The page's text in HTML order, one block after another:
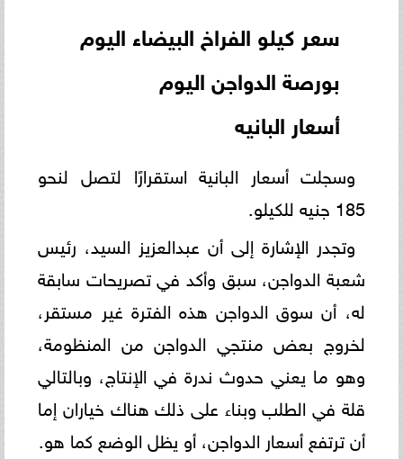
سعر كيلو الفراخ البيضاء اليوم
بورصة الدواجن اليوم
أسعار البانيه
وسجلت أسعار البانية استقرارًا لتصل لنحو
185 جنيه للكيلو.
وتجدر الإشارة إلى أن عبدالعزيز السيد، رئيس
شعبة الدواجن، سبق وأكد في تصريحات سابقة
له، أن سوق الدواجن هذه الفترة غير مستقر،
لخروج بعض منتجي الدواجن من المنظومة،
وهو ما يعني حدوث ندرة في الإنتاج، وبالتالي
قلة في الطلب وبناء على ذلك هناك خياران إما
أن ترتفع أسعار الدواجن، أو يظل الوضع كما هو.